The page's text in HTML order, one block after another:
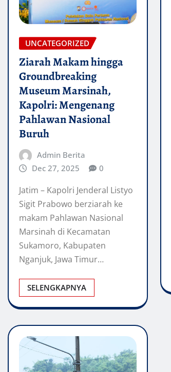
UNCATEGORIZED
Ziarah Makam hingga
Groundbreaking
Museum Marsinah,
Kapolri: Mengenang
Pahlawan Nasional
Buruh
Admin Berita
Dec 27, 2025
0
Jatim – Kapolri Jenderal Listyo
Sigit Prabowo berziarah ke
makam Pahlawan Nasional
Marsinah di Kecamatan
Sukamoro, Kabupaten
Nganjuk, Jawa Timur…
SELENGKAPNYA